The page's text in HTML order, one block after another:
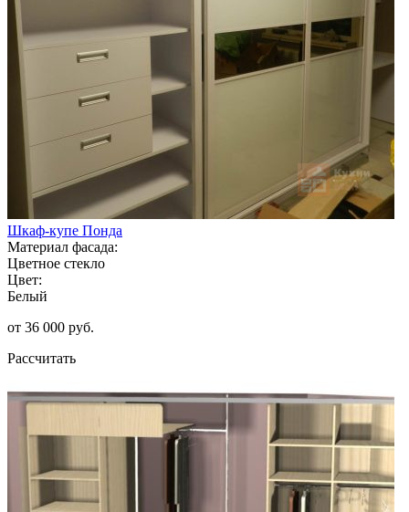
Шкаф-купе Понда
Материал фасада:
Цветное стекло
Цвет:
Белый
от 36 000 руб.
Рассчитать